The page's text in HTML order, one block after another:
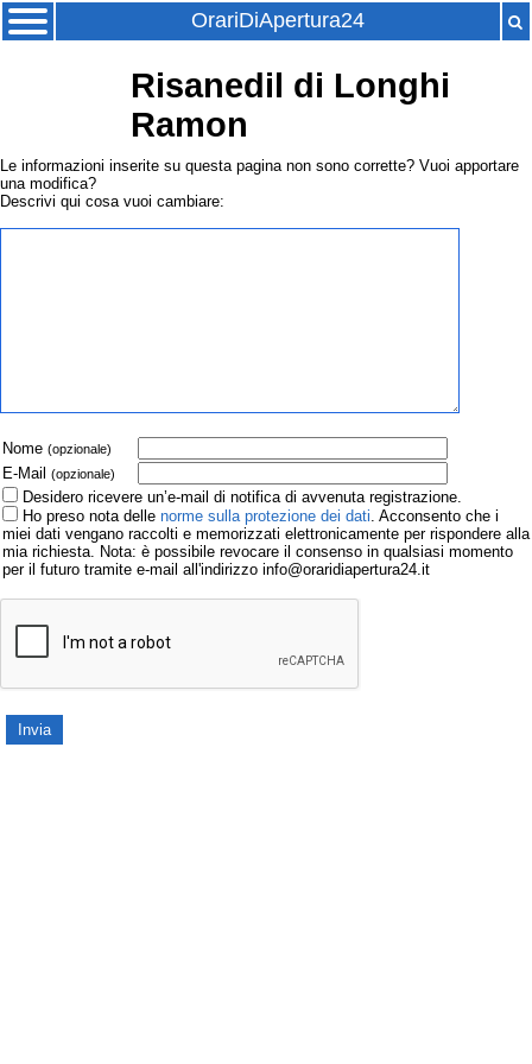
OrariDiApertura24
Risanedil di Longhi
Ramon
Le informazioni inserite su questa pagina non sono corrette? Vuoi apportare
una modifica?
Descrivi qui cosa vuoi cambiare:
Nome (opzionale)
E-Mail (opzionale)
Desidero ricevere un’e-mail di notifica di avvenuta registrazione.
Ho preso nota delle norme sulla protezione dei dati. Acconsento che i
miei dati vengano raccolti e memorizzati elettronicamente per rispondere alla
mia richiesta. Nota: è possibile revocare il consenso in qualsiasi momento
per il futuro tramite e-mail all'indirizzo info@oraridiapertura24.it